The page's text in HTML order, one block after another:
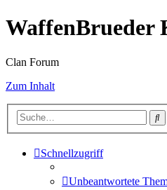
WaffenBrueder
Clan Forum
Zum Inhalt
Schnellzugriff
Unbeantwortete